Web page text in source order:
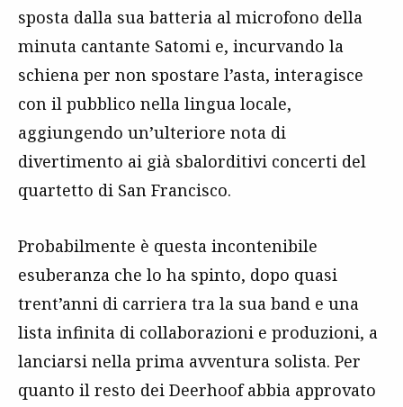
sposta dalla sua batteria al microfono della
minuta cantante Satomi e, incurvando la
schiena per non spostare l’asta, interagisce
con il pubblico nella lingua locale,
aggiungendo un’ulteriore nota di
divertimento ai già sbalorditivi concerti del
quartetto di San Francisco.
Probabilmente è questa incontenibile
esuberanza che lo ha spinto, dopo quasi
trent’anni di carriera tra la sua band e una
lista infinita di collaborazioni e produzioni, a
lanciarsi nella prima avventura solista. Per
quanto il resto dei Deerhoof abbia approvato